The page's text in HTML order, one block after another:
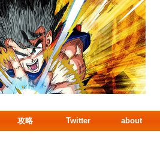
攻略 Twitter about